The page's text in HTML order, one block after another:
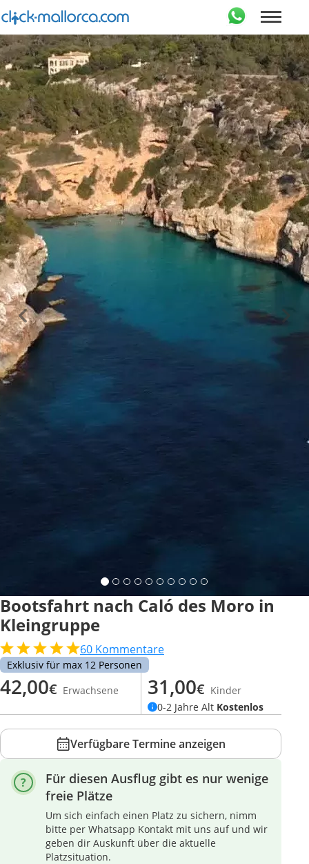
Bootsfahrt nach Caló des Moro in
Kleingruppe
60 Kommentare
Exklusiv für max 12 Personen
42,00€ Erwachsene 31,00€ Kinder
0-2 Jahre Alt Kostenlos
Verfügbare Termine anzeigen
Für diesen Ausflug gibt es nur wenige
freie Plätze
Um sich einfach einen Platz zu sichern, nimm
bitte per Whatsapp Kontakt mit uns auf und wir
geben dir Auskunft über die aktuelle
Platzsituation.